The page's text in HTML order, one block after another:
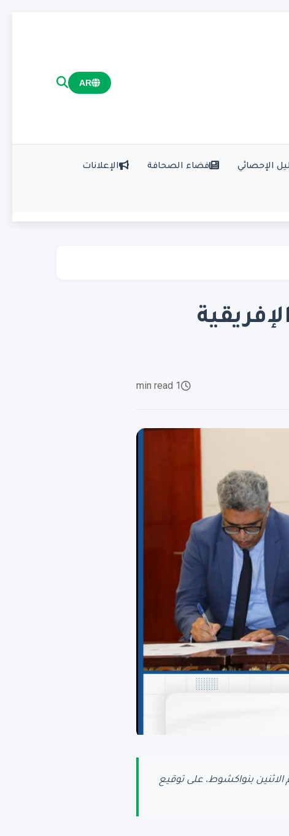
AR
الإحصائي فضاء الصحافة الإعلانات
1 min read
الاثنين بنواكشوط، على توقيع